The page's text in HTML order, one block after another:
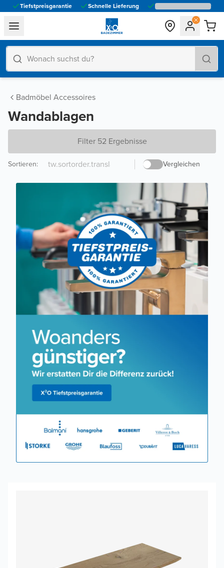
Tiefstpreisgarantie Schnelle Lieferung
general.navigation.toggle_menu.label
Badmöbel Accessoires
Wandablagen
Filter 52 Ergebnisse
Vergleichen
Sortieren: